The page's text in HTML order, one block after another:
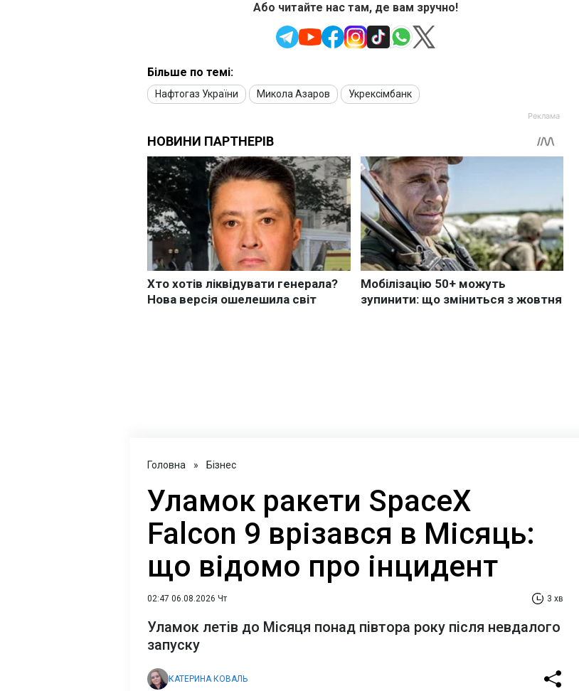
Або читайте нас там, де вам зручно!
Більше по темі:
Нафтогаз України Микола Азаров Укрексімбанк
Головна » Бізнес
Уламок ракети SpaceX
Falcon 9 врізався в Місяць:
що відомо про інцидент
02:47 06.08.2026 Чт 3 хв
Уламок летів до Місяця понад півтора року після невдалого
запуску
КАТЕРИНА КОВАЛЬ